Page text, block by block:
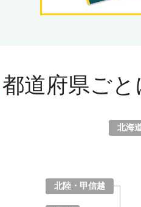
都道府県ごと
北海
北陸・甲信越